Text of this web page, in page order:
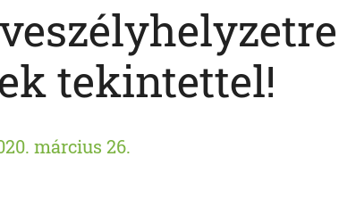
tekintettel!
március 26.